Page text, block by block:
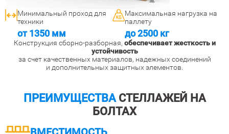
Минимальный проход для
техники
от 1350 мм
Максимальная нагрузка на
паллету
до 2500 кг
Конструкция сборно-разборная, обеспечивает жесткость и
устойчивость
за счет качественных материалов, надежных соединений
и дополнительных защитных элементов.
ПРЕИМУЩЕСТВАСТЕЛЛАЖЕЙ НА
БОЛТАХ